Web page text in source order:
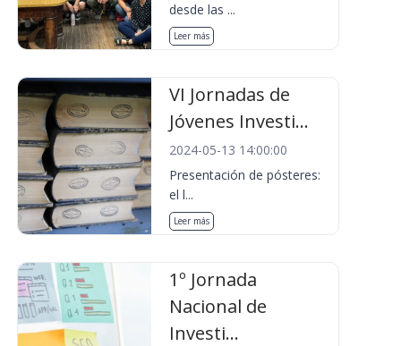
desde las ...
Leer más
VI Jornadas de
Jóvenes Investi...
2024-05-13 14:00:00
Presentación de pósteres:
el l...
Leer más
1º Jornada
Nacional de
Investi...